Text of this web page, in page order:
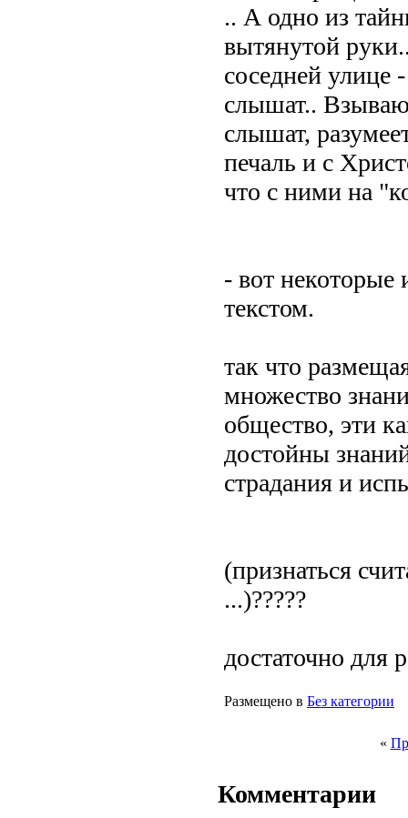
.. А одно из
вытянутой
соседней улице
слышат..
слышат,
печаль и с
что с ними на
- вот некоторые
текстом.
так что
множество
общество, эти
достойны
страдания и
(признаться
...)?????
достаточно для
Размещено в Без категории
«
Комментарии